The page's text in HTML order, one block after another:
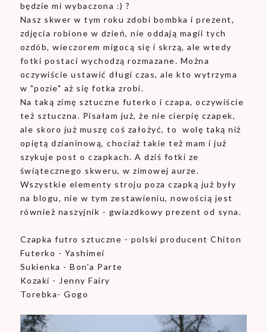
będzie mi wybaczona :) ?
Nasz skwer w tym roku zdobi bombka i prezent,
zdjęcia robione w dzień, nie oddają magii tych
ozdób, wieczorem migocą się i skrzą, ale wtedy
fotki postaci wychodzą rozmazane. Można
oczywiście ustawić długi czas, ale kto wytrzyma
w "pozie" aż się fotka zrobi.
Na taką zimę sztuczne futerko i czapa, oczywiście
też sztuczna. Pisałam już, że nie cierpię czapek,
ale skoro już muszę coś założyć, to wolę taką niż
opiętą dzianinową, chociaż takie też mam i już
szykuje post o czapkach. A dziś fotki ze
świątecznego skweru, w zimowej aurze.
Wszystkie elementy stroju poza czapką już były
na blogu, nie w tym zestawieniu, nowością jest
również naszyjnik - gwiazdkowy prezent od syna.
Czapka futro sztuczne - polski producent Chiton
Futerko - Yashimei
Sukienka - Bon'a Parte
Kozaki - Jenny Fairy
Torebka- Gogo